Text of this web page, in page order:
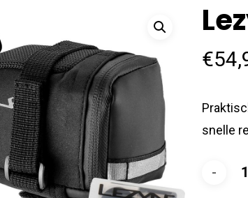
€
snelle